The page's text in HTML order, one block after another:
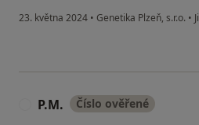
23. května 2024 • Genetika Plzeň, s.r.o. •
P.M. Číslo ověřené